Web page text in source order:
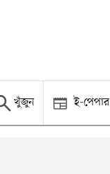
খুঁজুন ই-পেপার